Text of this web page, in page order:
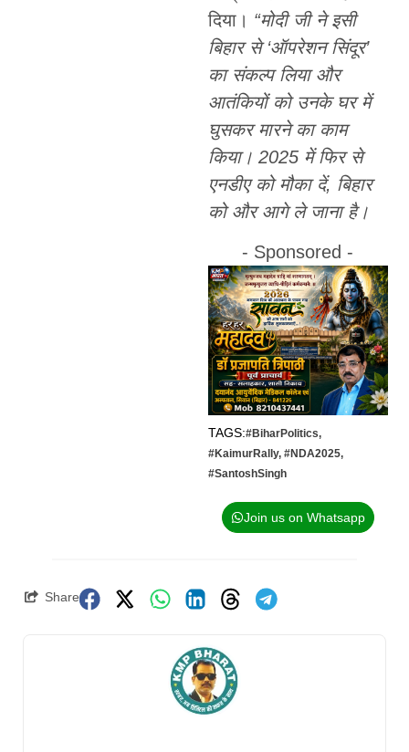
दिया। “मोदी जी ने इसी
बिहार से ‘ऑपरेशन सिंदूर’
का संकल्प लिया और
आतंकियों को उनके घर में
घुसकर मारने का काम
किया। 2025 में फिर से
एनडीए को मौका दें, बिहार
को और आगे ले जाना है।
- Sponsored -
TAGS:#BiharPolitics,
#KaimurRally, #NDA2025,
#SantoshSingh
Join us on Whatsapp
Share